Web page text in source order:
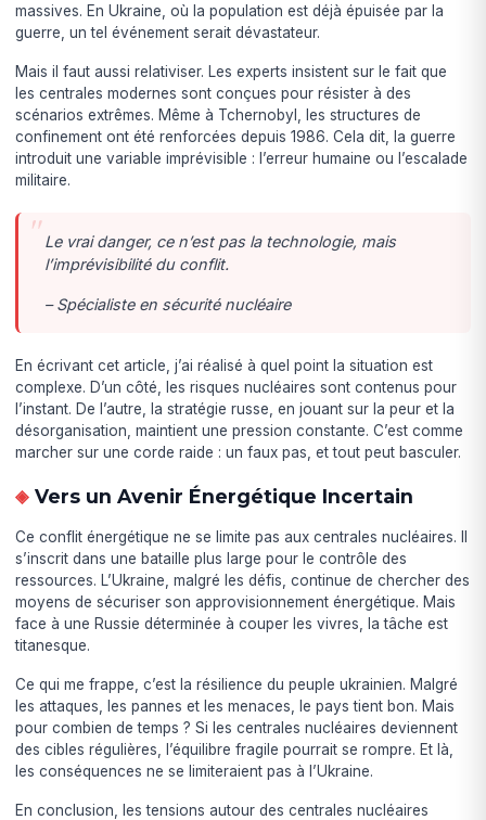
massives. En Ukraine, où la population est déjà épuisée par la
guerre, un tel événement serait dévastateur.
Mais il faut aussi relativiser. Les experts insistent sur le fait que
les centrales modernes sont conçues pour résister à des
scénarios extrêmes. Même à Tchernobyl, les structures de
confinement ont été renforcées depuis 1986. Cela dit, la guerre
introduit une variable imprévisible : l’erreur humaine ou l’escalade
militaire.
Le vrai danger, ce n’est pas la technologie, mais
l’imprévisibilité du conflit.
– Spécialiste en sécurité nucléaire
En écrivant cet article, j’ai réalisé à quel point la situation est
complexe. D’un côté, les risques nucléaires sont contenus pour
l’instant. De l’autre, la stratégie russe, en jouant sur la peur et la
désorganisation, maintient une pression constante. C’est comme
marcher sur une corde raide : un faux pas, et tout peut basculer.
Vers un Avenir Énergétique Incertain
Ce conflit énergétique ne se limite pas aux centrales nucléaires. Il
s’inscrit dans une bataille plus large pour le contrôle des
ressources. L’Ukraine, malgré les défis, continue de chercher des
moyens de sécuriser son approvisionnement énergétique. Mais
face à une Russie déterminée à couper les vivres, la tâche est
titanesque.
Ce qui me frappe, c’est la résilience du peuple ukrainien. Malgré
les attaques, les pannes et les menaces, le pays tient bon. Mais
pour combien de temps ? Si les centrales nucléaires deviennent
des cibles régulières, l’équilibre fragile pourrait se rompre. Et là,
les conséquences ne se limiteraient pas à l’Ukraine.
En conclusion, les tensions autour des centrales nucléaires